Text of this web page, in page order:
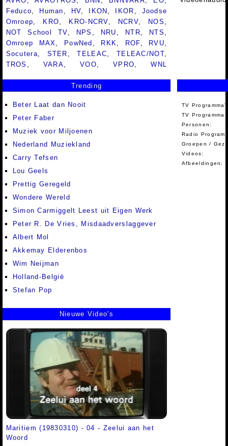
Feduco, Human , HV, IKON , IKOR , Joodse
Omroep, KRO, KRO-NCRV, NCRV, NOS ,
NOT School TV, NPS , NRU , NTR, NTS ,
Omroep MAX, PowNed , RKK, ROF, RVU,
Socutera, STER ,TELEAC, TELEAC/NOT,
TROS , VARA,VOO,VPRO,WNL
Trending
Beter Laat dan Nooit
Peter Faber
Muziek voor Miljoenen
Nederland Muziekland
Carry Tefsen
Lou Geels
Prettig Geregeld
Wondere Wereld
Simon Carmiggelt Leest uit Eigen Werk
Peter R. De Vries, Misdaadverslaggever
Albert Mol
Akkemay Elderenbos
Wim Neijman
Holland-België
Stefan Pop
TV
TV Programma
Personen:
Radio
Groepen /
Videos:
Afbeeldingen:
Nieuwe Video's
Maritiem (19830310) - 04 - Zeelui aan het
Woord